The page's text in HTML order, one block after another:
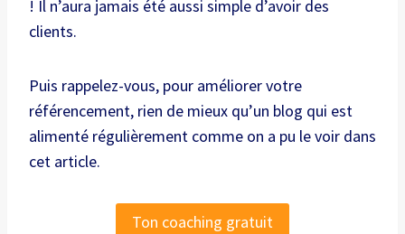
! Il n’aura jamais été aussi simple d’avoir des
clients.
Puis rappelez-vous, pour améliorer votre
référencement, rien de mieux qu’un blog qui est
alimenté régulièrement comme on a pu le voir dans
cet article.
Ton coaching gratuit